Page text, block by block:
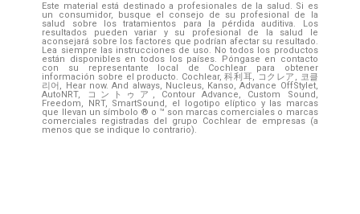
Este material está destinado a profesionales de la salud. Si es
un consumidor, busque el consejo de su profesional de la
salud sobre los tratamientos para la pérdida auditiva. Los
resultados pueden variar y su profesional de la salud le
aconsejará sobre los factores que podrían afectar su resultado.
Lea siempre las instrucciones de uso. No todos los productos
están disponibles en todos los países. Póngase en contacto
con su representante local de Cochlear para obtener
información sobre el producto. Cochlear, 科利耳, コクレア, 코클
리어, Hear now. And always, Nucleus, Kanso, Advance OffStylet,
AutoNRT, コントゥア, Contour Advance, Custom Sound,
Freedom, NRT, SmartSound, el logotipo elíptico y las marcas
que llevan un símbolo ® o ™ son marcas comerciales o marcas
comerciales registradas del grupo Cochlear de empresas (a
menos que se indique lo contrario).